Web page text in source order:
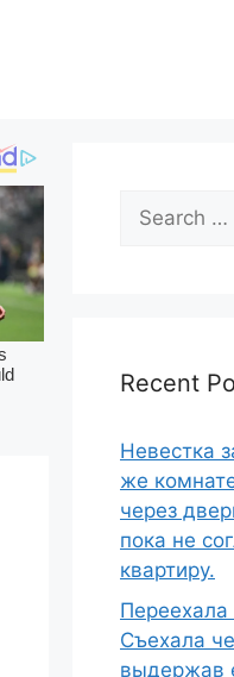
Search
for:
Recent
Невестка
же
через
пока не
квартиру.
Съехала
выдержав